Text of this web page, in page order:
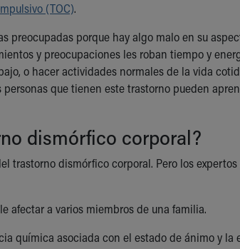
(TOC).
preocupadas porque hay algo malo en su
y preocupaciones les roban tiempo y
o hacer actividades normales de la vida
personas que tienen este trastorno pueden
dismórfico corporal?
trastorno dismórfico corporal. Pero los
afectar a varios miembros de una familia.
química asociada con el estado de ánimo y la